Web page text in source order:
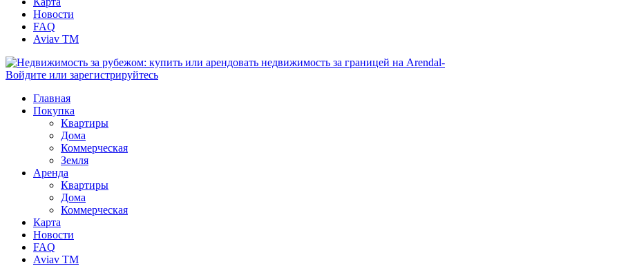
Новости
FAQ
Aviav TM
Войдите или зарегистрируйтесь
Главная
Покупка
Квартиры
Дома
Коммерческая
Земля
Аренда
Квартиры
Дома
Коммерческая
Карта
Новости
FAQ
Aviav TM